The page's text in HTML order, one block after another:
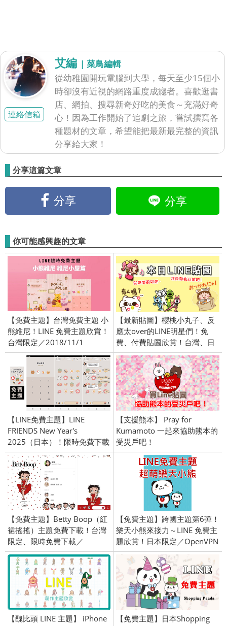
連絡信箱
艾編 | 菜鳥編輯
從幼稚園開玩電腦到大學，每天至少15個小
時卻沒有近視的網路重度成癮者。喜歡逛書
店、網拍、搜尋新奇好吃的美食～充滿好奇
心！因為工作開始了追劇之旅，嘗試撰寫各
種題材的文章，希望能把最新最完整的資訊
分享給大家！
分享這篇文章
分享 分享
你可能感興趣的文章
【免費主題】台灣免費主題 小
熊維尼！LINE 免費主題欣賞！
台灣限定／2018/11/1
【最新貼圖】櫻桃小丸子、反
應太over的LINE明星們！免
費、付費貼圖欣賞！台灣、日
本、泰國限定／openVPN跨區
／2016/9/29
【LINE免費主題】LINE
FRIENDS New Year's
2025（日本）！限時免費下載
／2025/01/07
【支援熊本】 Pray for
Kumamoto 一起來協助熊本的
受災戶吧！
【免費主題】Betty Boop（紅
裙搖搖）主題免費下載！台灣
限定、限時免費下載／
2020/05/28
【免費主題】跨國主題第6彈！
樂天小熊來接力～LINE 免費主
題欣賞！日本限定／OpenVPN
跨區、加好友／2015/10/22上
【醜比頭 LINE 主題】 iPhone
【免費主題】日本Shopping